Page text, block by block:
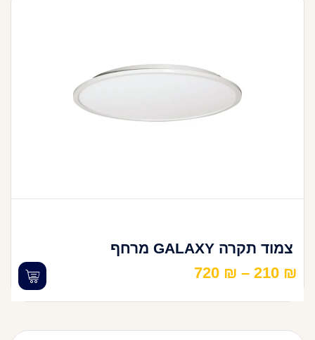
צמוד תקרה GALAXY מרחף
210 ₪
–
720 ₪